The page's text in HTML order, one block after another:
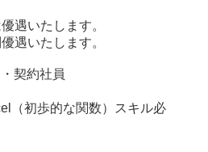
遇いたします。
遇いたします。
契約社員
（初歩的な関数）スキル必